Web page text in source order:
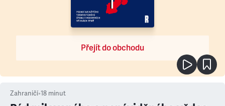
Přejít do obchodu
Zahraničí•18 minut